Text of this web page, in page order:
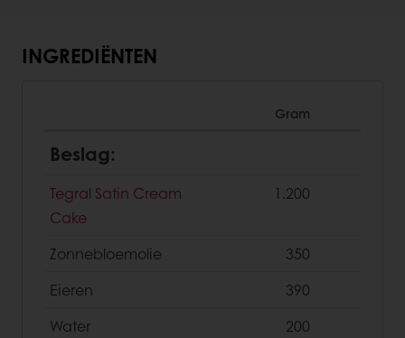
INGREDIËNTEN
Gram
Beslag:
Tegral Satin Cream
Cake
1.200
Zonnebloemolie
350
Eieren
390
Water
200